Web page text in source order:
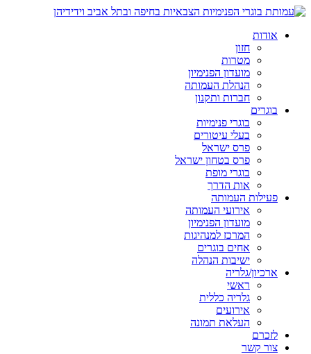
אודות
חזון
מטרות
מועדון הפנימיון
הנהלת העמותה
חברות ותקנון
בוגרים
בוגרי פנימיות
בעלי עיטורים
פרס ישראל
פרס בטחון ישראל
בוגרי מופת
אות הדרך
פעילות העמותה
אירועי העמותה
מועדון הפנימיון
המרכז למנהיגות
אחים בוגרים
ישיבות הנהלה
ארכיון/גלריה
ראשי
גלריה כללית
אירועים
העלאת תמונה
לזכרם
צור קשר